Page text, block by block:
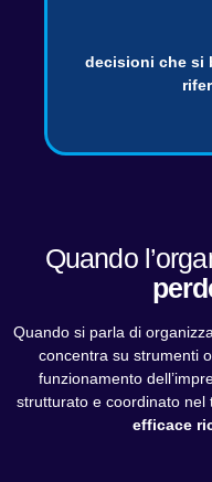
decisioni che si
Quando
Quando si parla di
concentra su strumenti
funzionamento
strutturato e coordinato nel
efficace